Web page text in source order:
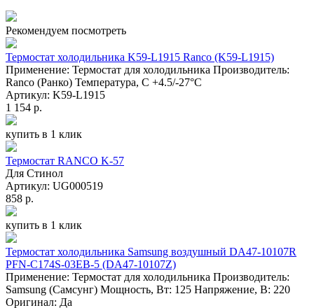
Рекомендуем посмотреть
Термостат холодильника K59-L1915 Ranco (K59-L1915)
Применение: Термостат для холодильника Производитель:
Ranco (Ранко) Температура, С +4.5/-27°C
Артикул: K59-L1915
1 154 р.
купить в 1 клик
Термостат RANCO K-57
Для Стинол
Артикул: UG000519
858 р.
купить в 1 клик
Термостат холодильника Samsung воздушный DA47-10107R
PFN-C174S-03EB-5 (DA47-10107Z)
Применение: Термостат для холодильника Производитель:
Samsung (Самсунг) Мощность, Вт: 125 Напряжение, В: 220
Оригинал: Да